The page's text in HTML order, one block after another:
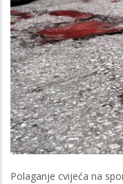
Polaganje cvijeća na